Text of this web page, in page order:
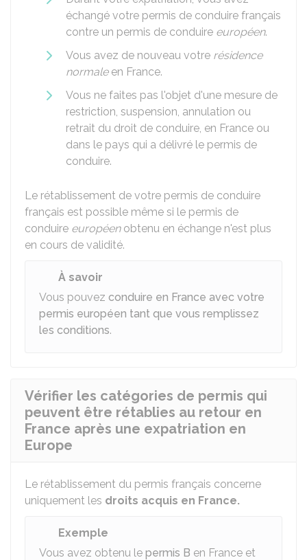
échangé votre permis de conduire français
contre un permis de conduire européen.
Vous avez de nouveau votre résidence
normaleen France.
Vous ne faites pas l'objet d'une mesure de
restriction, suspension, annulation ou
retrait du droit de conduire, en France ou
dans le pays qui a délivré le permis de
conduire.
Le rétablissement de votre permis de conduire
français est possible même si le permis de
conduire européenobtenu en échange n'est plus
en cours de validité.
À savoir
Vous pouvez conduire en France avec votre
permis européen tant que vous remplissez
les conditions.
Vérifier les catégories de permis qui
peuvent être rétablies au retour en
France après une expatriation en
Europe
Le rétablissement du permis français concerne
uniquement les droits acquis en France.
Exemple
Vous avez obtenu le permis B en France et